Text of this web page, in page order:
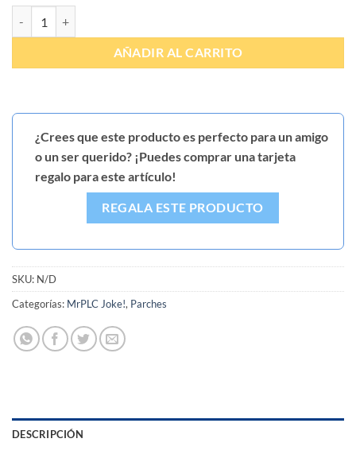
AÑADIR AL CARRITO
¿Crees que este producto es perfecto para un amigo
o un ser querido? ¡Puedes comprar una tarjeta
regalo para este artículo!
REGALA ESTE PRODUCTO
SKU: N/D
Categorías: MrPLC Joke!, Parches
DESCRIPCIÓN